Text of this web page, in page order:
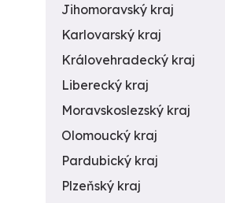
Jihomoravský kraj
Karlovarský kraj
Královehradecký kraj
Liberecký kraj
Moravskoslezský kraj
Olomoucký kraj
Pardubický kraj
Plzeňský kraj